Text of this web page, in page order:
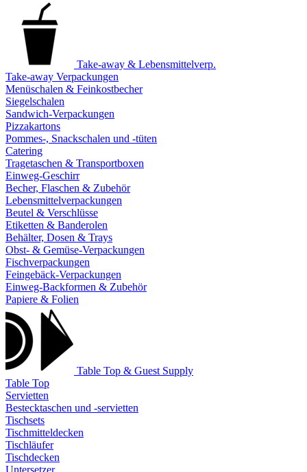
Take-away & Lebensmittelverp.
Take-away Verpackungen
Menüschalen & Feinkostbecher
Siegelschalen
Sandwich-Verpackungen
Pizzakartons
Pommes-, Snackschalen und -tüten
Catering
Tragetaschen & Transportboxen
Einweg-Geschirr
Becher, Flaschen & Zubehör
Lebensmittelverpackungen
Beutel & Verschlüsse
Etiketten & Banderolen
Behälter, Dosen & Trays
Obst- & Gemüse-Verpackungen
Fischverpackungen
Feingebäck-Verpackungen
Einweg-Backformen & Zubehör
Papiere & Folien
Table Top & Guest Supply
Table Top
Servietten
Bestecktaschen und -servietten
Tischsets
Tischmitteldecken
Tischläufer
Tischdecken